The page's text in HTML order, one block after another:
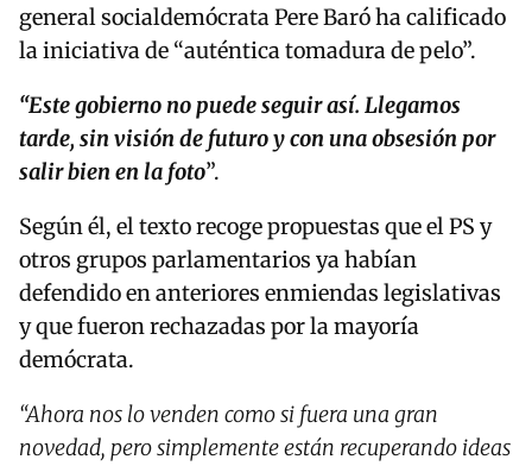
general socialdemócrata Pere Baró ha calificado
la iniciativa de “auténtica tomadura de pelo”.
“Este gobierno no puede seguir así. Llegamos
tarde, sin visión de futuro y con una obsesión por
salir bien en la foto”.
Según él, el texto recoge propuestas que el PS y
otros grupos parlamentarios ya habían
defendido en anteriores enmiendas legislativas
y que fueron rechazadas por la mayoría
demócrata.
“Ahora nos lo venden como si fuera una gran
novedad, pero simplemente están recuperando ideas